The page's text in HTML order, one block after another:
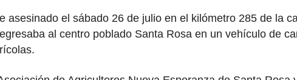
asesinado el sábado 26 de julio en el kilómetro 285 de la
al centro poblado Santa Rosa en un vehículo de